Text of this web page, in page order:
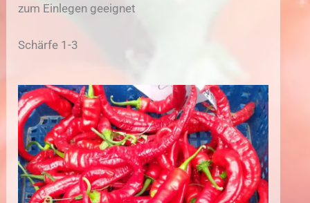
zum Einlegen geeignet
Schärfe 1-3